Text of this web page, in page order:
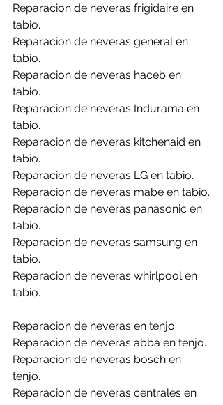
Reparacion de neveras frigidaire en
tabio.
Reparacion de neveras general en
tabio.
Reparacion de neveras haceb en
tabio.
Reparacion de neveras Indurama en
tabio.
Reparacion de neveras kitchenaid en
tabio.
Reparacion de neveras LG en tabio.
Reparacion de neveras mabe en tabio.
Reparacion de neveras panasonic en
tabio.
Reparacion de neveras samsung en
tabio.
Reparacion de neveras whirlpool en
tabio.
Reparacion de neveras en tenjo.
Reparacion de neveras abba en tenjo.
Reparacion de neveras bosch en
tenjo.
Reparacion de neveras centrales en